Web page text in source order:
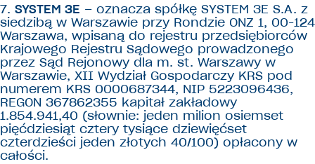
7. SYSTEM 3E – oznacza spółkę SYSTEM 3E S.A. z
siedzibą w Warszawie przy Rondzie ONZ 1, 00-124
Warszawa, wpisaną do rejestru przedsiębiorców
Krajowego Rejestru Sądowego prowadzonego
przez Sąd Rejonowy dla m. st. Warszawy w
Warszawie, XII Wydział Gospodarczy KRS pod
numerem KRS 0000687344, NIP 5223096436,
REGON 367862355 kapitał zakładowy
1.854.941,40 (słownie: jeden milion osiemset
pięćdziesiąt cztery tysiące dziewięćset
czterdzieści jeden złotych 40/100) opłacony w
całości.